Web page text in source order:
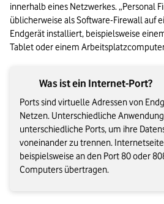
innerhalb eines Netzwerkes. „Personal
üblicherweise als Software-Firewall auf
Endgerät installiert, beispielsweise
Tablet oder einem
Was ist ein Internet-Port?
Ports sind virtuelle Adressen von
Netzen. Unterschiedliche
unterschiedliche Ports, um ihre
voneinander zu trennen.
beispielsweise an den Port 80 oder
Computers übertragen.